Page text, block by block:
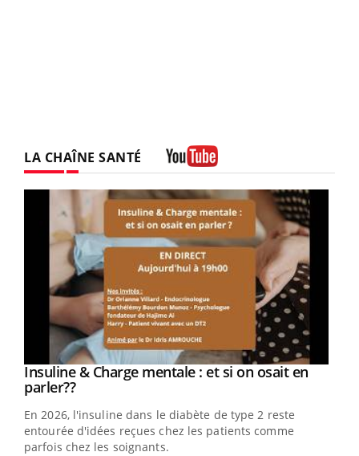
LA CHAÎNE SANTÉ
Youtube
Insuline & Charge mentale : et si on osait en
parler??Youtube
En 2026, l'insuline dans le diabète de type 2 reste
entourée d'idées reçues chez les patients comme
parfois chez les soignants.